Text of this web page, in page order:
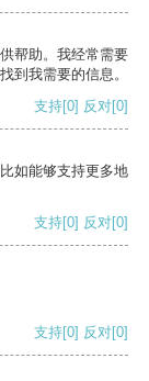
帮助。我经常需要
到我需要的信息。
支持[0] 反对[0]
如能够支持更多地
支持[0] 反对[0]
支持[0] 反对[0]